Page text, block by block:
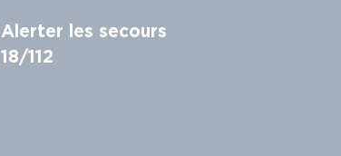
Alerter les secours
18/112